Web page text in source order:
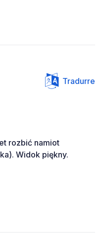
Tradurre
rozbić namiot
Widok piękny.